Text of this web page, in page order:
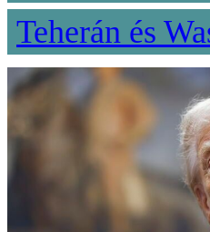
Teherán és